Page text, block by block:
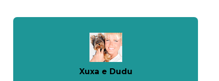
Xuxa e Dudu